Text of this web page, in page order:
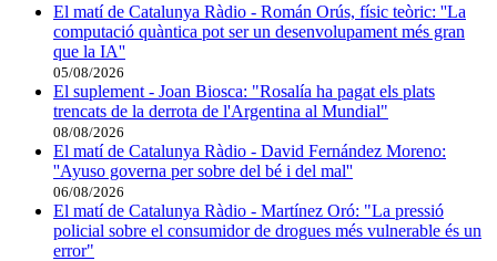
El matí de Catalunya Ràdio - Román Orús, físic teòric: ''La
computació quàntica pot ser un desenvolupament més gran
que la IA''
05/08/2026
El suplement - Joan Biosca: "Rosalía ha pagat els plats
trencats de la derrota de l'Argentina al Mundial"
08/08/2026
El matí de Catalunya Ràdio - David Fernández Moreno:
''Ayuso governa per sobre del bé i del mal''
06/08/2026
El matí de Catalunya Ràdio - Martínez Oró: "La pressió
policial sobre el consumidor de drogues més vulnerable és un
error"